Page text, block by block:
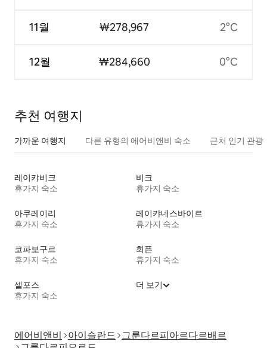
11월
12월
₩278,967
₩284,660
2°C
0°C
추천 여행지
가까운 여행지 다른 유형의 에어비앤비 숙소 근처 인기 관광
레이캬비크
휴가지 숙소
비크
휴가지 숙소
아쿠레이리
휴가지 숙소
레이캬네스바이르
휴가지 숙소
코파보구르
휴가지 숙소
회픈
휴가지 숙소
셀포스
휴가지 숙소
더 보기
에어비앤비 아이슬란드 그룬다르피아르다르배르